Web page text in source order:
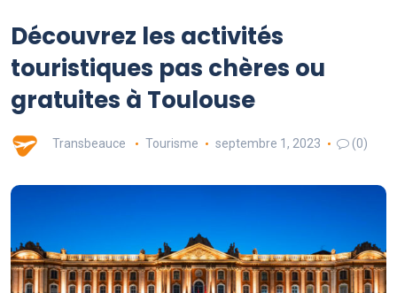
Découvrez les activités
touristiques pas chères ou
gratuites à Toulouse
Transbeauce Tourisme septembre 1, 2023 (0)